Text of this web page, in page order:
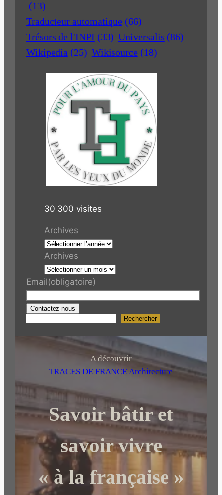
(13)
Traducteur automatique (66)
Trésors de l'INPI (33) Universalis (86)
Wikipedia (25) Wikisource (18)
30 300 visites
Archives
Archives
Email(obligatoire)
Contactez-nous
r
c
h
r
Rechercher
A découvrir
TRACES DE FRANCE Architecture
Savoir bâtir et
savoir vivre
« à la française »